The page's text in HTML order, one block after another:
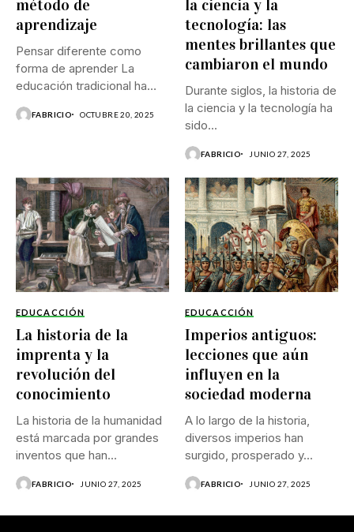
método de
aprendizaje
Pensar diferente como
forma de aprender La
educación tradicional ha
FABRICIO OCTUBRE 20, 2025
la ciencia y la
tecnología: las
mentes brillantes que
cambiaron el mundo
Durante siglos, la historia de
la ciencia y la tecnología ha
sido...
FABRICIO JUNIO 27, 2025
EDUCACCIÓN
La historia de la
imprenta y la
revolución del
conocimiento
La historia de la humanidad
está marcada por grandes
inventos que han...
FABRICIO JUNIO 27, 2025
EDUCACCIÓN
Imperios antiguos:
lecciones que aún
influyen en la
sociedad moderna
A lo largo de la historia,
diversos imperios han
surgido, prosperado y...
FABRICIO JUNIO 27, 2025